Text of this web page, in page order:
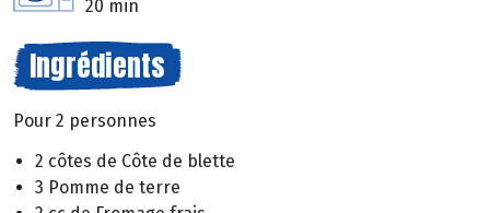
20 min
Ingrédients
Pour 2 personnes
2 côtes de Côte de blette
3 Pomme de terre